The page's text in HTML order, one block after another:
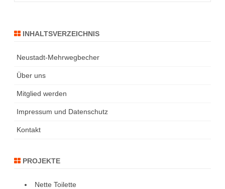
INHALTSVERZEICHNIS
Neustadt-Mehrwegbecher
Über uns
Mitglied werden
Impressum und Datenschutz
Kontakt
PROJEKTE
Nette Toilette